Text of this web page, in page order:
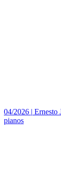
04/2026 | Ernesto
pianos